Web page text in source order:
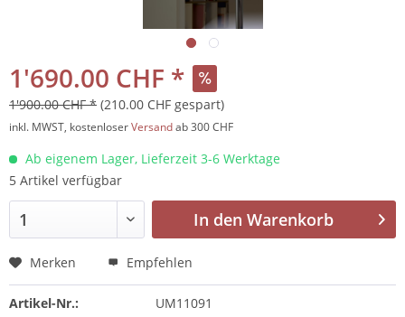
1'690.00 CHF *
1'900.00 CHF * (210.00 CHF gespart)
inkl. MWST, kostenloserVersandab 300 CHF
Ab eigenem Lager, Lieferzeit 3-6 Werktage
5 Artikel verfügbar
In den Warenkorb
Merken Empfehlen
Artikel-Nr.: UM11091